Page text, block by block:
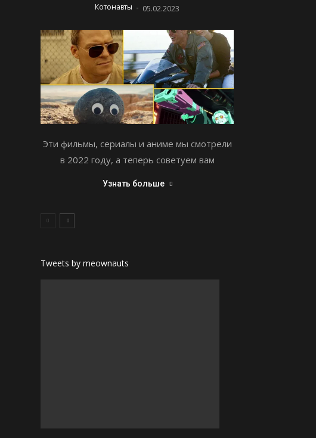
Котонавты - 05.02.2023
Эти фильмы, сериалы и аниме мы смотрели
в 2022 году, а теперь советуем вам
Узнать больше
Tweets by meownauts